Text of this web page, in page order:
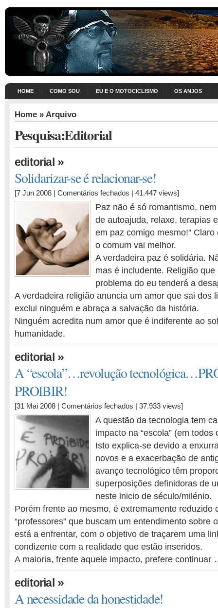
HOME COMO SOU EU E O MOTOCICLISMO OS ANJOS
Home » Arquivo
Pesquisa:Editorial
editorial»
Solidarizar-se é relacionar-se!
[7 Jun 2008 | Comentários fechados em
se
é
relacionar-
se!
| 41.447 views]
Paz não é só romantismo,
de autoajuda, relaxe, terapias
em paz comigo mesmo!”
o comum vai melhor.
A verdadeira paz é solidária.
mas é includente. Religião
problema do eu tenderá a
A verdadeira religião anuncia um amor que sai dos
exclui ninguém e abraça a salvação da história.
Ninguém acredita num amor que é indiferente ao
humanidade.
editorial»
A “escola”…revolução
PROIBIR!
[31 Mai 2008 | Comentários fechados em
“escola”…
revolução
tecnológica…
PROBIDO
| 37.933 views]
A questão da tecnologia tem
impacto na “escola” (em todos
Isto explica-se devido a
novos e a exacerbação de
avanço tecnológico têm
superposições definidoras de
neste inicio de século/milénio.
Porém frente ao mesmo, é extremamente reduzido
“professores” que buscam um entendimento sobre
está a enfrentar, com o objetivo de traçarem uma
condizente com a realidade que estão inseridos.
A maioria, frente aquele impacto, prefere continuar
editorial»
A necessidade da honestidade!